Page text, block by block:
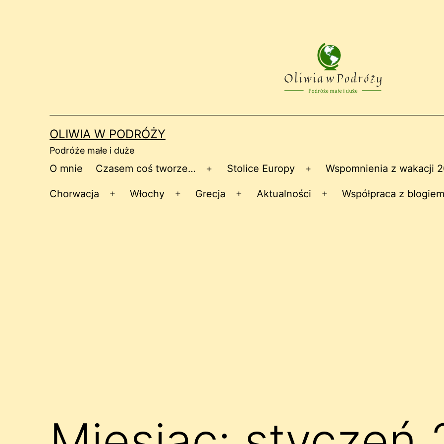
OLIWIA W PODRÓŻY
Podróże małe i duże
O mnie Czasem coś tworze…
Rozwiń
menu
Stolice Europy
Rozwiń
menu
Wspomnienia z wakacji
Chorwacja
Rozwiń
Włochy
Rozwiń
Grecja
Rozwiń
Aktualności
Rozwiń
Współpraca z